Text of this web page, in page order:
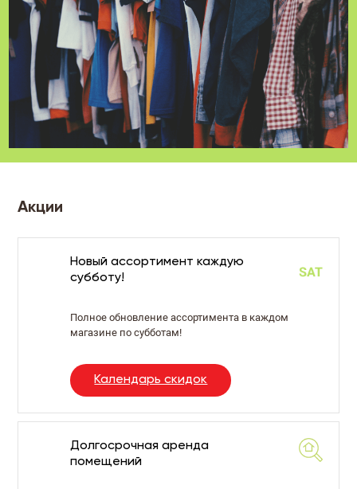
Акции
Новый ассортимент каждую
субботу!
Полное обновление ассортимента в каждом
магазине по субботам!
Календарь скидок
Долгосрочная аренда
помещений